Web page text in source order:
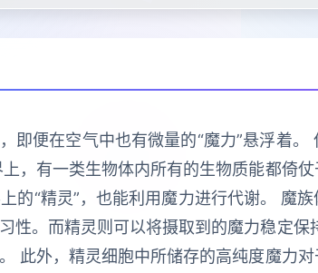
即便在空气中也有微量的“魔力”悬浮着。
，有一类生物体内所有的生物质能都倚仗
的“精灵”，也能利用魔力进行代谢。 魔
性。而精灵则可以将摄取到的魔力稳定保
此外，精灵细胞中所储存的高纯度魔力